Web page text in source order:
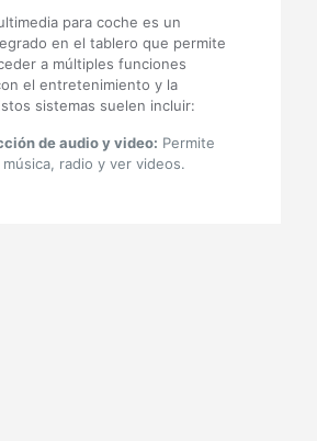
para coche es un
en el tablero que permite
a múltiples funciones
el entretenimiento y la
sistemas suelen incluir:
de audio y video: Permite
radio y ver videos.